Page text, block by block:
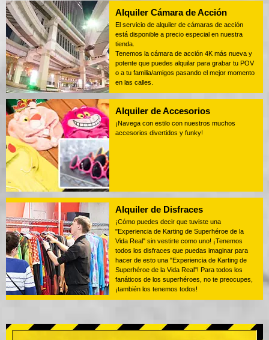
Alquiler Cámara de Acción
El servicio de alquiler de cámaras de acción
está disponible a precio especial en nuestra
tienda.
Tenemos la cámara de acción 4K más nueva y
potente que puedes alquilar para grabar tu POV
o a tu familia/amigos pasando el mejor momento
en las calles.
Alquiler de Accesorios
¡Navega con estilo con nuestros muchos
accesorios divertidos y funky!
Alquiler de Disfraces
¡Cómo puedes decir que tuviste una
"Experiencia de Karting de Superhéroe de la
Vida Real" sin vestirte como uno! ¡Tenemos
todos los disfraces que puedas imaginar para
hacer de esto una "Experiencia de Karting de
Superhéroe de la Vida Real"! Para todos los
fanáticos de los superhéroes, no te preocupes,
¡también los tenemos todos!